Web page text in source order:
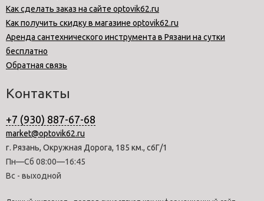
Как сделать заказ на сайте optovik62.ru
Как получить скидку в магазине optovik62.ru
Аренда сантехнического инструмента в Рязани на сутки
бесплатно
Обратная связь
Контакты
+7 (930) 887-67-68
market@optovik62.ru
г. Рязань, Окружная Дорога, 185 км., с6Г/1
Пн—Сб 08:00—16:45
Вс - выходной